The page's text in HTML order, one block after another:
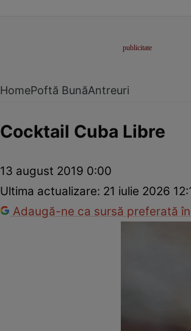
HomePoftă BunăAntreuri
Cocktail Cuba Libre
13 august 2019 0:00
Ultima actualizare: 21 iulie 2026
Adaugă-ne ca sursă preferată